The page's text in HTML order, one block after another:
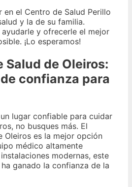
en el Centro de Salud Perillo
y la de su familia.
y ofrecerle el mejor
¡Lo esperamos!
Salud de Oleiros:
confianza para
lugar confiable para cuidar
no busques más. El
Oleiros es la mejor opción
médico altamente
modernas, este
ganado la confianza de la